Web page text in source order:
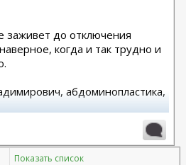
заживет до отключения
когда и так трудно и
абдоминопластика,
Показать список